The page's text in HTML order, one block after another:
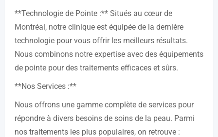
**Technologie de Pointe :** Situés au cœur de
Montréal, notre clinique est équipée de la dernière
technologie pour vous offrir les meilleurs résultats.
Nous combinons notre expertise avec des équipements
de pointe pour des traitements efficaces et sûrs.
**Nos Services :**
Nous offrons une gamme complète de services pour
répondre à divers besoins de soins de la peau. Parmi
nos traitements les plus populaires, on retrouve :